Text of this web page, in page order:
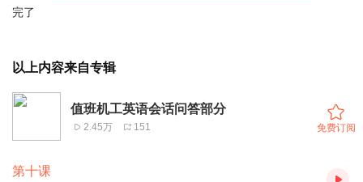
完了
以上内容来自专辑
值班机工英语会话问答部分
2.45万 151 免费订阅
第十课